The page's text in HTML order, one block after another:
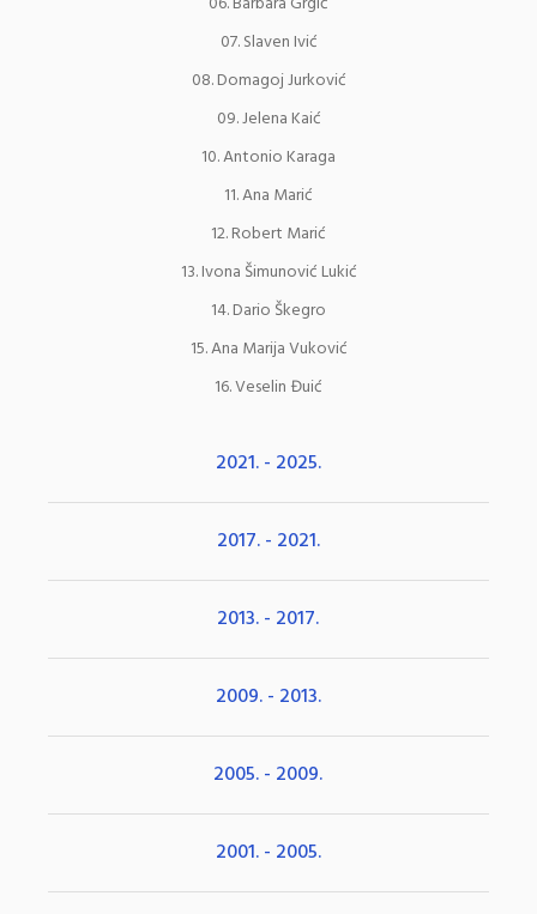
Slaven Ivić
Domagoj Jurković
Jelena Kaić
Antonio Karaga
Ana Marić
Robert Marić
Ivona Šimunović Lukić
Dario Škegro
Ana Marija Vuković
Veselin Đuić
2021. - 2025.
2017. - 2021.
2013. - 2017.
2009. - 2013.
2005. - 2009.
2001. - 2005.